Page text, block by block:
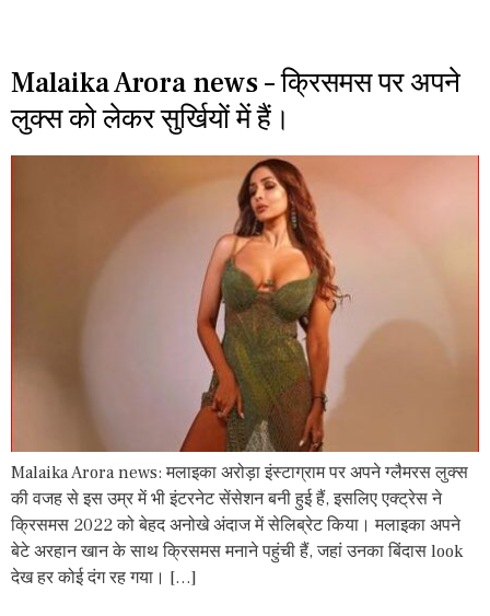
Malaika Arora news – क्रिसमस पर अपने
लुक्स को लेकर सुर्खियों में हैं।
Malaika Arora news: मलाइका अरोड़ा इंस्टाग्राम पर अपने ग्लैमरस लुक्स
की वजह से इस उम्र में भी इंटरनेट सेंसेशन बनी हुई हैं, इसलिए एक्ट्रेस ने
क्रिसमस 2022 को बेहद अनोखे अंदाज में सेलिब्रेट किया। मलाइका अपने
बेटे अरहान खान के साथ क्रिसमस मनाने पहुंची हैं, जहां उनका बिंदास look
देख हर कोई दंग रह गया। […]